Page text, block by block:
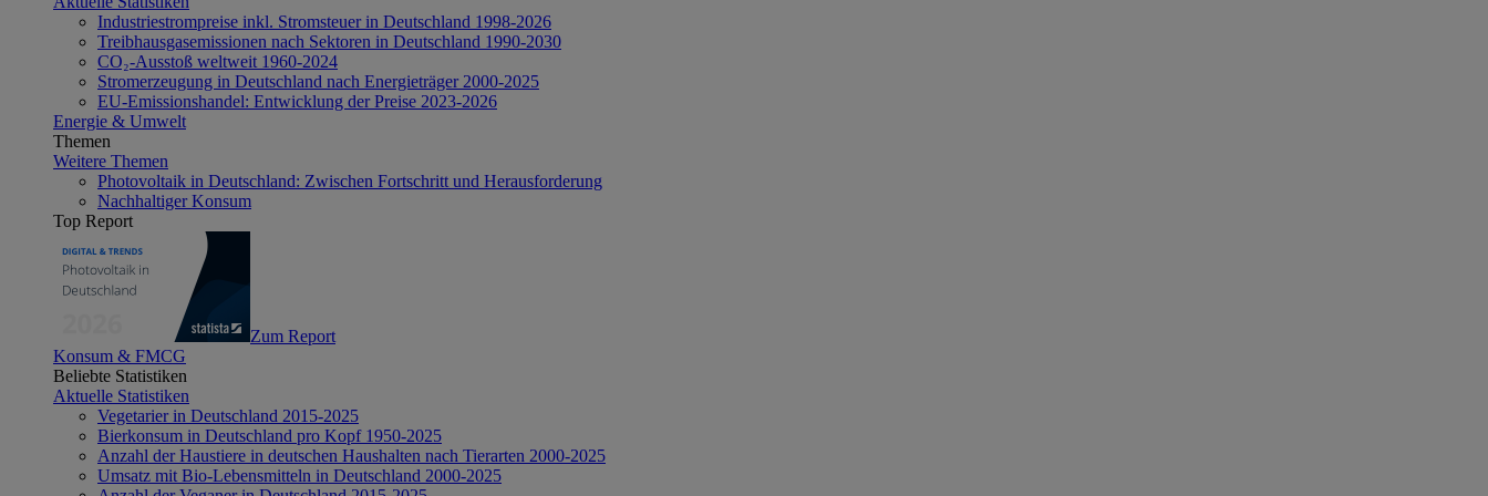
Industriestrompreise inkl. Stromsteuer in Deutschland 1998-2026
Treibhausgasemissionen nach Sektoren in Deutschland 1990-2030
CO₂-Ausstoß weltweit 1960-2024
Stromerzeugung in Deutschland nach Energieträger 2000-2025
EU-Emissionshandel: Entwicklung der Preise 2023-2026
Energie & Umwelt
Themen
Weitere Themen
Photovoltaik in Deutschland: Zwischen Fortschritt und Herausforderung
Nachhaltiger Konsum
Top Report
Zum Report
Konsum & FMCG
Beliebte Statistiken
Aktuelle Statistiken
Vegetarier in Deutschland 2015-2025
Bierkonsum in Deutschland pro Kopf 1950-2025
Anzahl der Haustiere in deutschen Haushalten nach Tierarten 2000-2025
Umsatz mit Bio-Lebensmitteln in Deutschland 2000-2025